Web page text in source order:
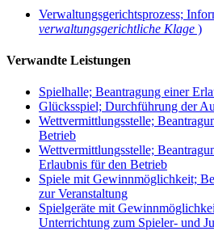
Verwaltungsgerichtsprozess;
verwaltungsgerichtliche Klage )
Verwandte Leistungen
Spielhalle; Beantragung einer
Glücksspiel; Durchführung der
Wettvermittlungsstelle;
Betrieb
Wettvermittlungsstelle;
Erlaubnis für den Betrieb
Spiele mit Gewinnmöglichkeit;
zur Veranstaltung
Spielgeräte mit
Unterrichtung zum Spieler- und